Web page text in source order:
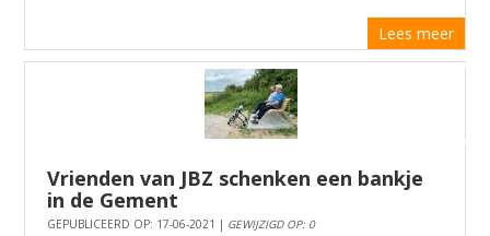
Lees meer
Vrienden van JBZ schenken een bankje
in de Gement
GEPUBLICEERD OP: 17-06-2021 | GEWIJZIGD OP: 0